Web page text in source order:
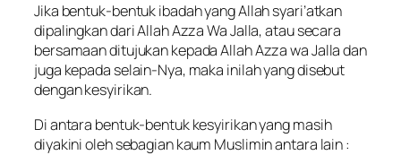
Jika bentuk-bentuk ibadah yang Allah syari’atkan
dipalingkan dari Allah Azza Wa Jalla, atau secara
bersamaan ditujukan kepada Allah Azza wa Jalla dan
juga kepada selain-Nya, maka inilah yang disebut
dengan kesyirikan.
Di antara bentuk-bentuk kesyirikan yang masih
diyakini oleh sebagian kaum Muslimin antara lain :